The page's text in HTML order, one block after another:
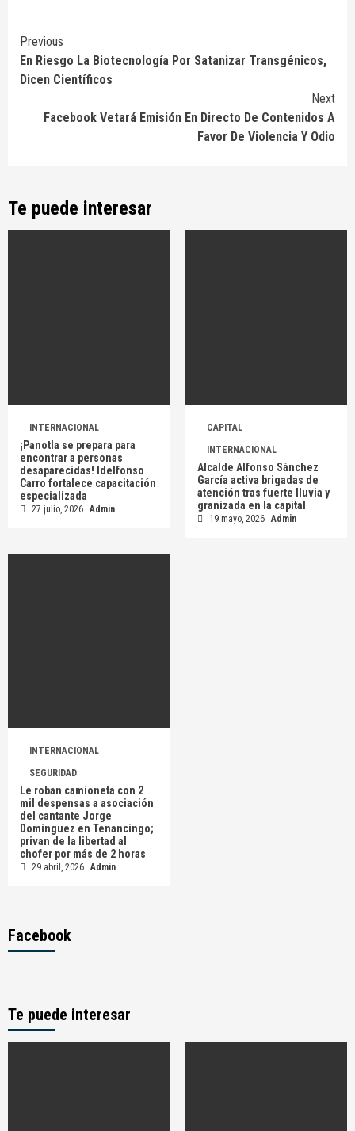
Continue
Reading
Previous
En Riesgo La Biotecnología Por Satanizar Transgénicos,
Dicen Científicos
Next
Facebook Vetará Emisión En Directo De Contenidos A
Favor De Violencia Y Odio
Te puede interesar
INTERNACIONAL
¡Panotla se prepara para
encontrar a personas
desaparecidas! Idelfonso
Carro fortalece capacitación
especializada
27 julio, 2026 Admin
CAPITAL
INTERNACIONAL
Alcalde Alfonso Sánchez
García activa brigadas de
atención tras fuerte lluvia y
granizada en la capital
19 mayo, 2026 Admin
INTERNACIONAL
SEGURIDAD
Le roban camioneta con 2
mil despensas a asociación
del cantante Jorge
Domínguez en Tenancingo;
privan de la libertad al
chofer por más de 2 horas
29 abril, 2026 Admin
Facebook
Te puede interesar